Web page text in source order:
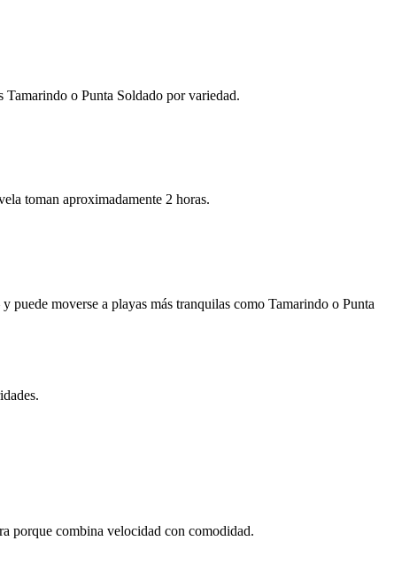
Tamarindo o Punta Soldado por variedad.
toman aproximadamente 2 horas.
moverse a playas más tranquilas como Tamarindo o Punta
porque combina velocidad con comodidad.